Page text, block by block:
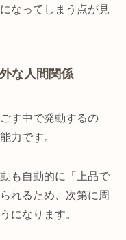
なってしまう点が見
な人間関係
す中で発動するの
力です。
も自動的に「上品で
れるため、次第に周
になります。